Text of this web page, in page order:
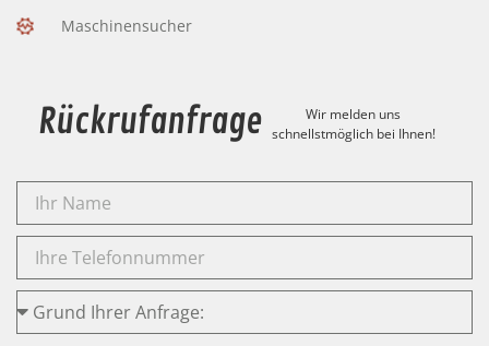
Maschinensucher
Rückrufanfrage
Wir melden uns
schnellstmöglich bei Ihnen!